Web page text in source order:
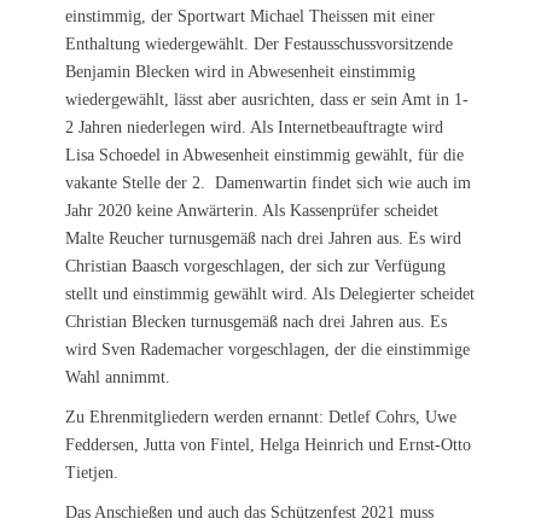
einstimmig, der Sportwart Michael Theissen mit einer
Enthaltung wiedergewählt. Der Festausschussvorsitzende
Benjamin Blecken wird in Abwesenheit einstimmig
wiedergewählt, lässt aber ausrichten, dass er sein Amt in 1-
2 Jahren niederlegen wird. Als Internetbeauftragte wird
Lisa Schoedel in Abwesenheit einstimmig gewählt, für die
vakante Stelle der 2. Damenwartin findet sich wie auch im
Jahr 2020 keine Anwärterin. Als Kassenprüfer scheidet
Malte Reucher turnusgemäß nach drei Jahren aus. Es wird
Christian Baasch vorgeschlagen, der sich zur Verfügung
stellt und einstimmig gewählt wird. Als Delegierter scheidet
Christian Blecken turnusgemäß nach drei Jahren aus. Es
wird Sven Rademacher vorgeschlagen, der die einstimmige
Wahl annimmt.
Zu Ehrenmitgliedern werden ernannt: Detlef Cohrs, Uwe
Feddersen, Jutta von Fintel, Helga Heinrich und Ernst-Otto
Tietjen.
Das Anschießen und auch das Schützenfest 2021 muss